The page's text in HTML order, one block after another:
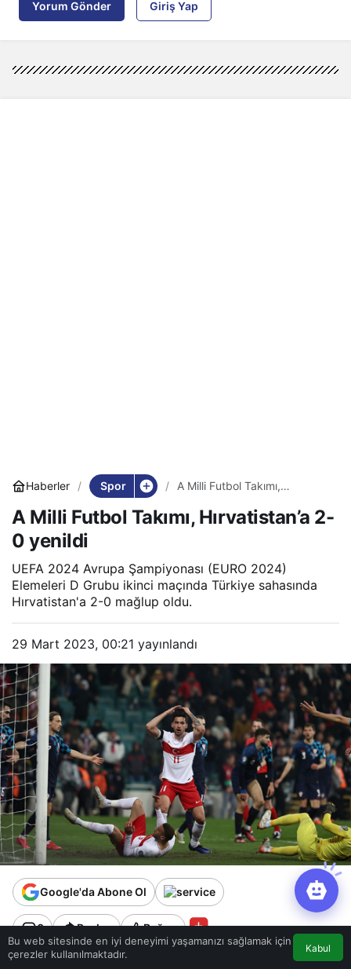
Yorum Gönder Giriş Yap
Haberler Spor
A Milli Futbol Takımı,
A Milli Futbol Takımı, Hırvatistan’a 2-
0 yenildi
UEFA 2024 Avrupa Şampiyonası (EURO 2024)
Elemeleri D Grubu ikinci maçında Türkiye sahasında
Hırvatistan'a 2-0 mağlup oldu.
29 Mart 2023, 00:21 yayınlandı
Google'da Abone Ol
0 Paylaş Beğen
5. dakikada milli takım gole yaklaştı. Salih
Bu web sitesinde en iyi deneyimi yaşamanızı sağlamak için
çerezler kullanılmaktadır.
Kabul